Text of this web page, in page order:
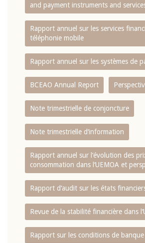
and payment instruments and
Rapport annuel sur les services
téléphonie mobile
Rapport annuel sur les systèmes de
BCEAO Annual Report
Note trimestrielle de conjoncture
Note trimestrielle d‘information
Rapport annuel sur l‘évolution des
consommation dans l‘UEMOA et
Rapport d‘audit sur les états
Revue de la stabilité financière dans
Rapport sur les conditions de banque